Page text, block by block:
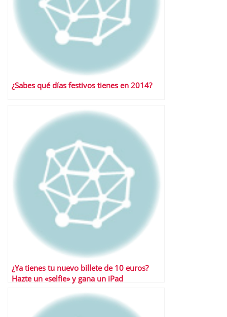
¿Sabes qué días festivos tienes en 2014?
¿Ya tienes tu nuevo billete de 10 euros?
Hazte un «selfie» y gana un iPad